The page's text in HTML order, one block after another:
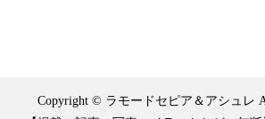
Copyright © ラモードセピア＆アシュレ